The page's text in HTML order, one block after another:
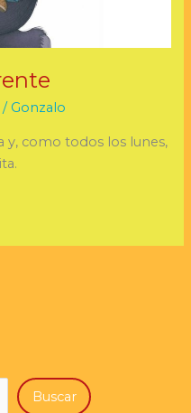
/ Gonzalo
y, como todos los lunes,
Buscar